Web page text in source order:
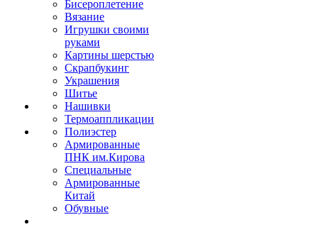
Бисероплетение
Вязание
Игрушки своими
руками
Картины шерстью
Скрапбукинг
Украшения
Шитье
Нашивки
Термоаппликации
Полиэстер
Армированные
ПНК им.Кирова
Специальные
Армированные
Китай
Обувные